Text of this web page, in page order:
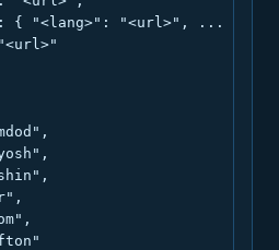
{ "<lang>": "<url>", ... },